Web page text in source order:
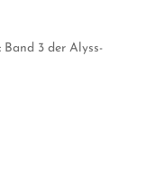
3 der Alyss-